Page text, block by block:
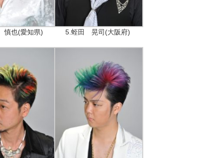
也(愛知県) 5.蛭田 晃司(大阪府)